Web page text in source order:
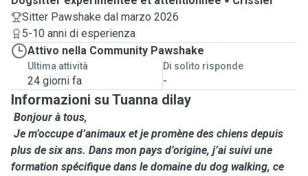
Sitter Pawshake dal marzo 2026
5-10 anni di esperienza
Attivo nella Community Pawshake
Ultima attività
24 giorni fa
Di solito risponde
-
Informazioni su Tuanna dilay
Bonjour à tous,
Je m’occupe d’animaux et je promène des chiens depuis
plus de six ans. Dans mon pays d’origine, j’ai suivi une
formation spécifique dans le domaine du dog walking, ce